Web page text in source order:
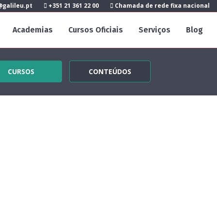
+351 21 361 22 00 Chamada de rede fixa nacional
Academias Cursos Oficiais Serviços Blog
CURSOS CONTEÚDOS